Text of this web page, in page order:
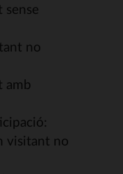
no
amb
visitant no